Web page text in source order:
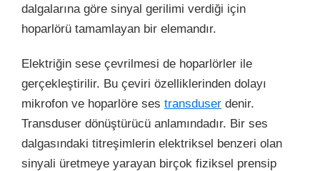
dalgalarına göre sinyal gerilimi verdiği için
hoparlörü tamamlayan bir elemandır.
Elektriğin sese çevrilmesi de hoparlörler ile
gerçekleştirilir. Bu çeviri özelliklerinden dolayı
mikrofon ve hoparlöre ses transduser denir.
Transduser dönüştürücü anlamındadır. Bir ses
dalgasındaki titreşimlerin elektriksel benzeri olan
sinyali üretmeye yarayan birçok fiziksel prensip